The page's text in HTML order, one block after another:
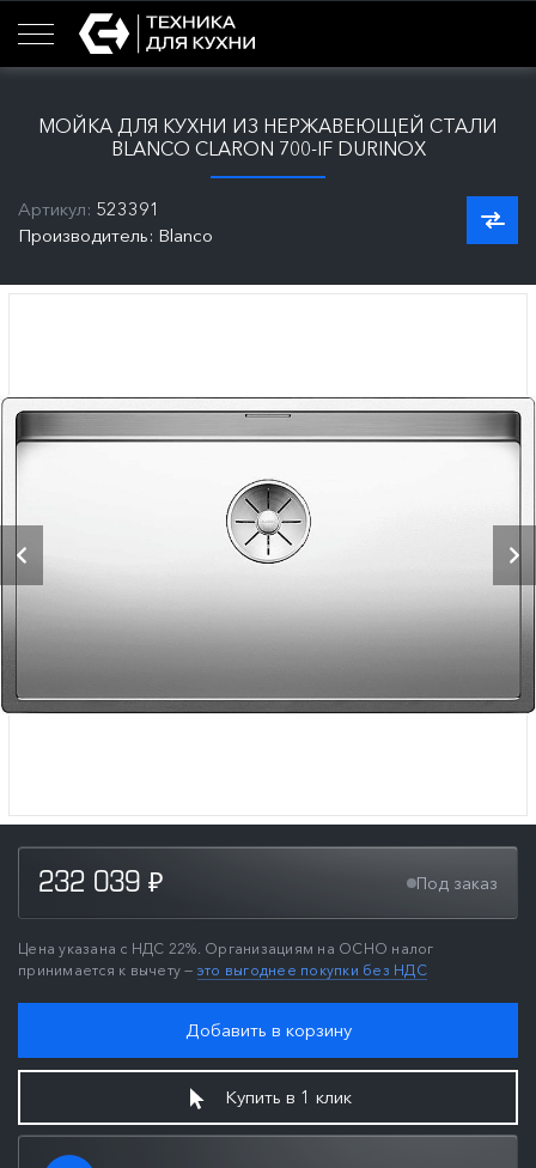
МОЙКА ДЛЯ КУХНИ ИЗ НЕРЖАВЕЮЩЕЙ СТАЛИ
BLANCO CLARON 700-IF DURINOX
Артикул: 523391
Производитель: Blanco
232 039 ₽ Под заказ
Цена указана с НДС 22%. Организациям на ОСНО налог
принимается к вычету — это выгоднее покупки без НДС
Добавить в корзину
Купить в 1 клик